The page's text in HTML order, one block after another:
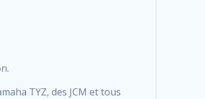
TYZ, des JCM et tous